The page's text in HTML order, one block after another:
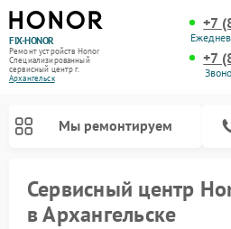
FIX-HONOR
Ремонт устройств Honor
Специализированный
cервисный центр г.
Архангельск
+7
+7
Мы ремонтируем
Сервисный центр
в Архангельске